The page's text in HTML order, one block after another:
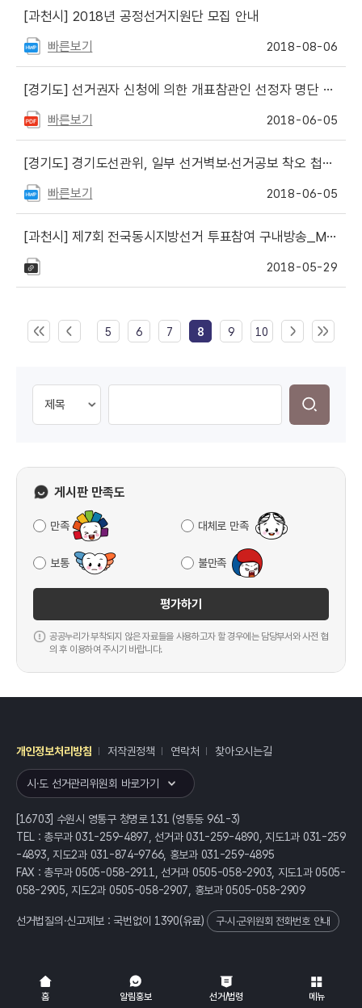
홈 알림홍보 선거/법령 메뉴
[과천시] 2018년 공정선거지원단 모집 안내
빠른보기 2018-08-06
[경기도] 선거권자 신청에 의한 개표참관인 선정자 명단 발표
빠른보기 2018-06-05
[경기도] 경기도선관위, 일부 선거벽보·선거공보 착오 첩부·발송에 대해 유감표명
빠른보기 2018-06-05
[과천시] 제7회 전국동시지방선거 투표참여 구내방송_MP3 파일
2018-05-29
5 6 7 8 9 10
게시판 만족도
만족 대체로 만족
보통 불만족
평가하기
공공누리가 부착되지 않은 자료들을 사용하고자 할 경우에는 담당부서와 사전 협
의 후 이용하여 주시기 바랍니다.
개인정보처리방침 저작권정책 연락처 찾아오시는길
시·도 선거관리위원회 바로가기
[16703] 수원시 영통구 청명로 131 (영통동 961-3)
TEL : 총무과 031-259-4897, 선거과 031-259-4890, 지도1과 031-259
-4893, 지도2과 031-874-9766, 홍보과 031-259-4895
FAX : 총무과 0505-058-2911, 선거과 0505-058-2903, 지도1과 0505-
058-2905, 지도2과 0505-058-2907, 홍보과 0505-058-2909
선거법질의·신고제보 : 국번없이 1390(유료) 구·시·군위원회 전화번호 안내